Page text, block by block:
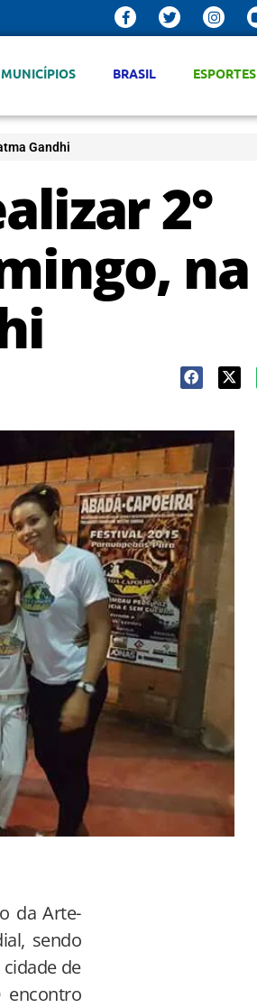
MUNICÍPIOS BRASIL ESPORTES
Gandhi
2°
na
da Arte-
sendo
de
encontro